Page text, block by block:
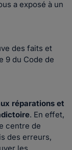
a exposé à un
des faits et
9 du Code de
réparations et
. En effet,
centre de
des erreurs,